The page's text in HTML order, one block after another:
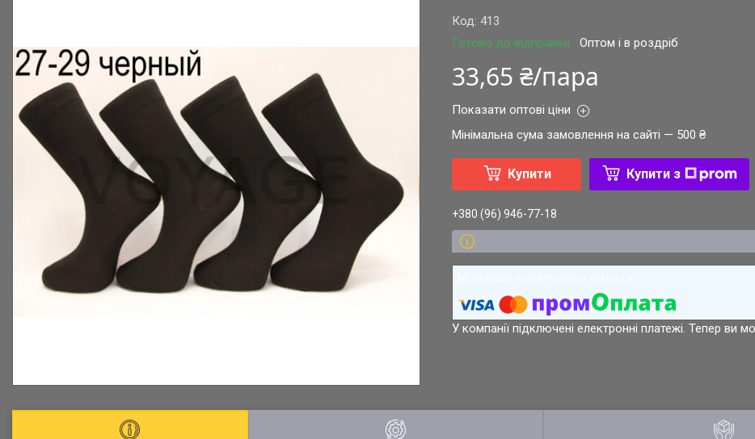
Готово до відправки Оптом і в роздріб
Код:413
33,65 ₴/пара
Показати оптові ціни
Мінімальна сума замовлення на сайті — 500 ₴
Купити Купити з
+380 (96) 946-77-18
У компанії підключені електронні платежі. Тепер